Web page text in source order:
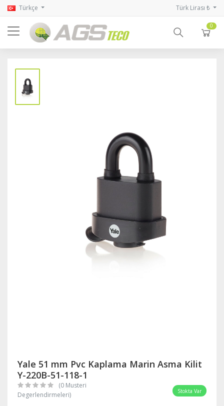
Türkçe Türk Lirası ₺
0
Yale 51 mm Pvc Kaplama Marin Asma Kilit
Y-220B-51-118-1
(0 Musteri
Degerlendirmeleri)
Stokta Var